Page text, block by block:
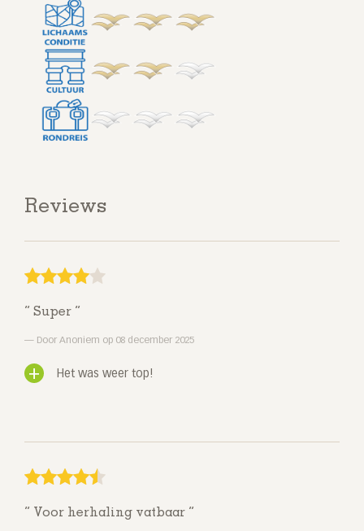
Reviews
Super
Door Anoniem op 08 december 2025
Het was weer top!
Voor herhaling vatbaar